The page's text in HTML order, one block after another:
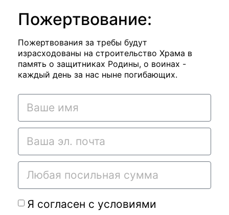
Пожертвование:
Пожертвования за требы будут
израсходованы на строительство Храма в
память о защитниках Родины, о воинах -
каждый день за нас ныне погибающих.
Я согласен с условиями